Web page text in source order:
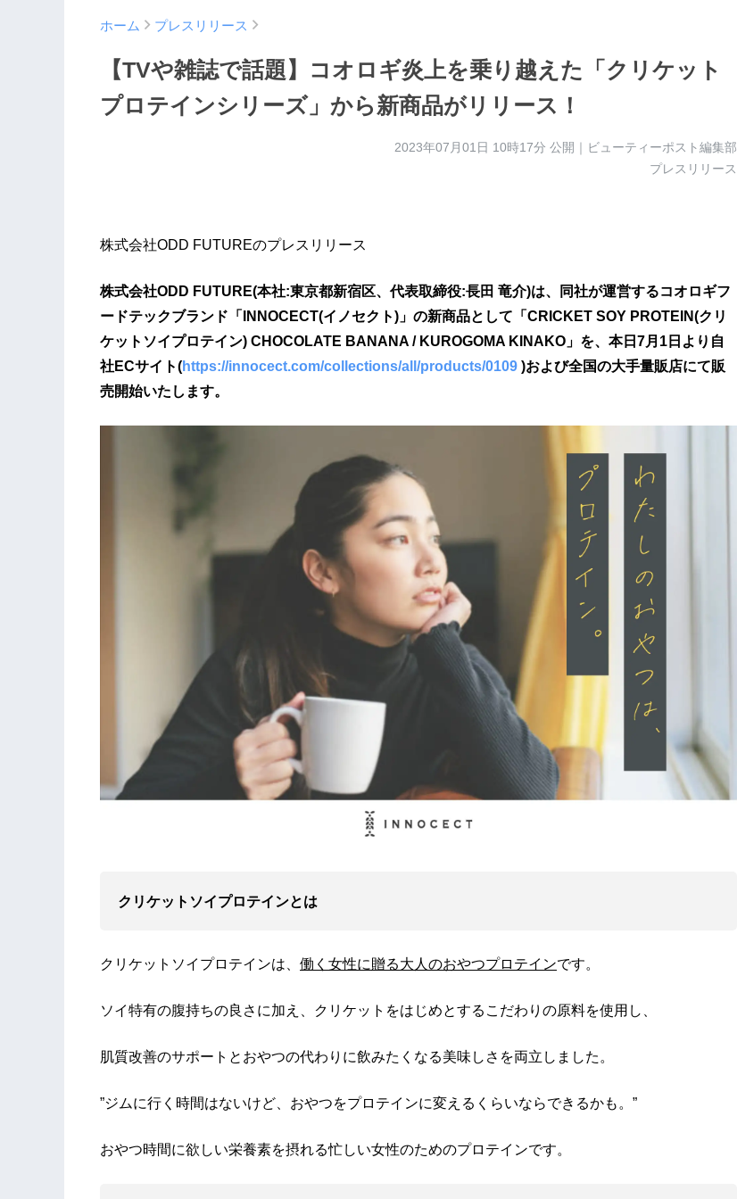
ホーム プレスリリース
【TVや雑誌で話題】コオロギ炎上を乗り越えた「クリケット
プロテインシリーズ」から新商品がリリース！
2023年07月01日 10時17分 公開｜ビューティーポスト編集部
プレスリリース
株式会社ODD FUTUREのプレスリリース
株式会社ODD FUTURE(本社:東京都新宿区、代表取締役:長田 竜介)は、同社が運営するコオロギフ
ードテックブランド「INNOCECT(イノセクト)」の新商品として「CRICKET SOY PROTEIN(クリ
ケットソイプロテイン) CHOCOLATE BANANA / KUROGOMA KINAKO」を、本日7月1日より自
社ECサイト(https://innocect.com/collections/all/products/0109 )および全国の大手量販店にて販
売開始いたします。
クリケットソイプロテインとは
クリケットソイプロテインは、 働く女性に贈る大人のおやつプロテインです。
ソイ特有の腹持ちの良さに加え、クリケットをはじめとするこだわりの原料を使用し、
肌質改善のサポートとおやつの代わりに飲みたくなる美味しさを両立しました。
”ジムに行く時間はないけど、おやつをプロテインに変えるくらいならできるかも。”
おやつ時間に欲しい栄養素を摂れる忙しい女性のためのプロテインです。